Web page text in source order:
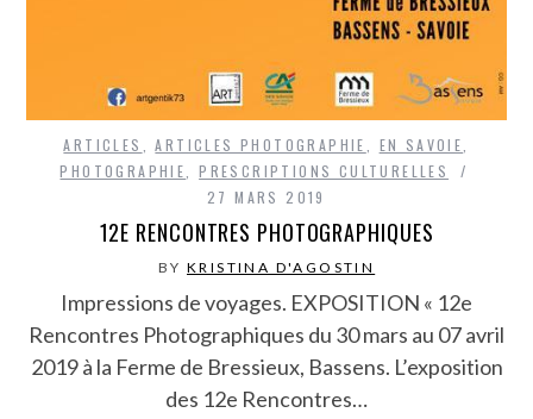
ARTICLES ,ARTICLES PHOTOGRAPHIE, EN SAVOIE,
PHOTOGRAPHIE,PRESCRIPTIONS CULTURELLES
27 MARS 2019
12E RENCONTRES PHOTOGRAPHIQUES
BY KRISTINA D'AGOSTIN
Impressions de voyages. EXPOSITION « 12e
Rencontres Photographiques du 30 mars au 07 avril
2019 à la Ferme de Bressieux, Bassens. L’exposition
des 12e Rencontres…